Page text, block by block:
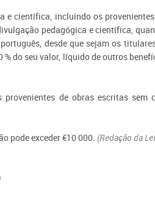
e científica, incluindo os
pedagógica e científica,
desde que sejam os
do seu valor, líquido de outros
de obras escritas sem
pode exceder €10 000. (Redação da